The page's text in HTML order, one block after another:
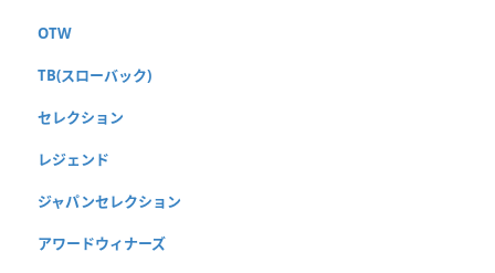
OTW
TB(スローバック)
セレクション
レジェンド
ジャパンセレクション
アワードウィナーズ